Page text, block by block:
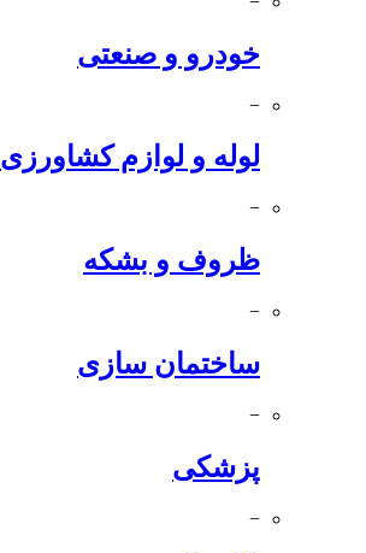
خودرو و صنعتی
−
لوله و لوازم کشاورزی
−
ظروف و بشکه
−
ساختمان سازی
−
پزشکی
−